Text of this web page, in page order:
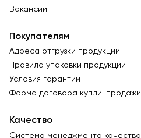
Вакансии
Покупателям
Адреса отгрузки продукции
Правила упаковки продукции
Условия гарантии
Форма договора купли-продажи
Качество
Система менеджмента качества